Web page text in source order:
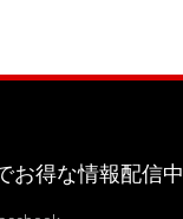
お得な情報配信中